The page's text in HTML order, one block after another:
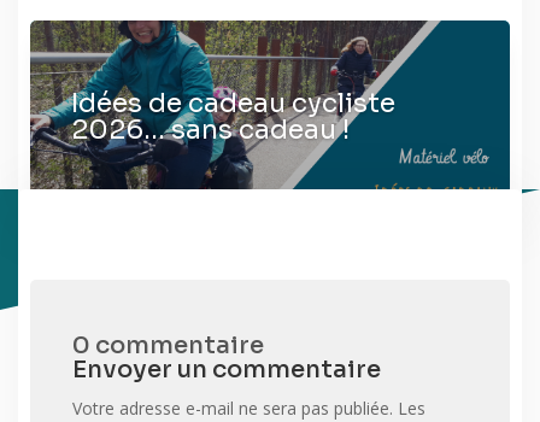
Idées de cadeau cycliste
2026… sans cadeau !
0 commentaire
Envoyer un commentaire
Votre adresse e-mail ne sera pas publiée. Les